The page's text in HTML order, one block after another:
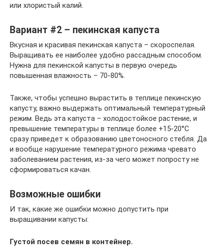
или хлористый калий.
Вариант #2 – пекинская капуста
Вкусная и красивая пекинская капуста – скороспелая.
Выращивать ее наиболее удобно рассадным способом.
Нужна для пекинской капусты в первую очередь
повышенная влажность – 70-80%.
Также, чтобы успешно вырастить в теплице пекинскую
капусту, важно выдержать оптимальный температурный
режим. Ведь эта капуста – холодостойкое растение, и
превышение температуры в теплице более +15-20°С
сразу приведет к образованию цветоносного стебля. Да
и вообще нарушение температурного режима чревато
заболеванием растения, из-за чего может попросту не
сформироваться качан.
Возможные ошибки
И так, какие же ошибки можно допустить при
выращивании капусты:
Густой посев семян в контейнер.